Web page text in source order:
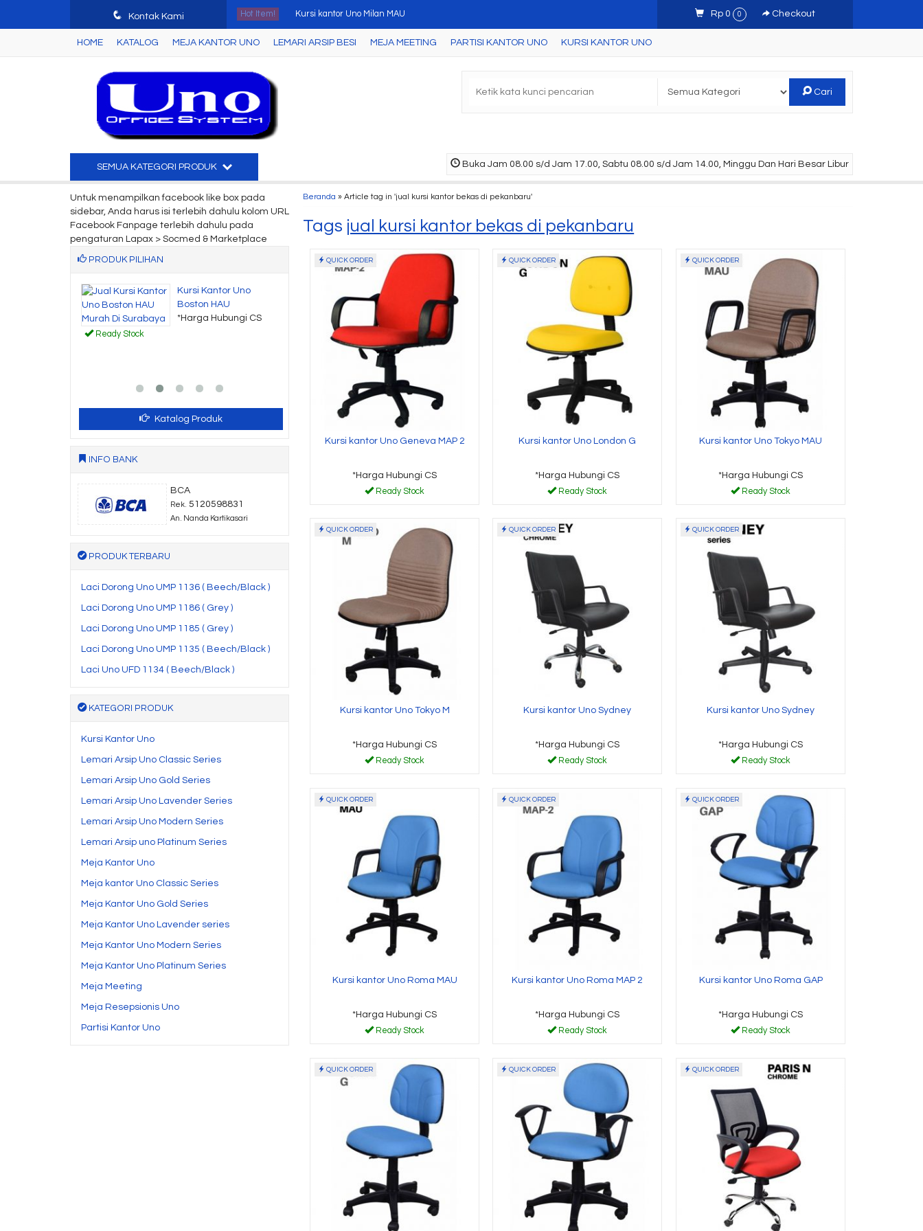
q Kontak Kami Hot Item! Kursi kantor Uno Milan MAU
Meja Meeting Kotak Uno UCT 7762 ( Maple-White )
Meja Meeting Oval Uno UCT 1735 ( Beech/Black )
Rp 0 0 Checkout
HOME KATALOG MEJA KANTOR UNO LEMARI ARSIP BESI MEJA MEETING PARTISI KANTOR UNO KURSI KANTOR UNO
Cari
Buka Jam 08.00 s/d Jam 17.00, Sabtu 08.00 s/d Jam 14.00, Minggu Dan Hari Besar Libur
SEMUA KATEGORI PRODUK
Beranda »Article tag in 'jual kursi kantor bekas di pekanbaru'
Tags jual kursi kantor bekas di pekanbaru
QUICK ORDER
Kursi kantor Uno Geneva MAP 2
*Harga Hubungi CS
Ready Stock
QUICK ORDER
Kursi kantor Uno London G
*Harga Hubungi CS
Ready Stock
QUICK ORDER
Kursi kantor Uno Tokyo MAU
*Harga Hubungi CS
Ready Stock
QUICK ORDER
Kursi kantor Uno Tokyo M
*Harga Hubungi CS
Ready Stock
QUICK ORDER
Kursi kantor Uno Sydney
*Harga Hubungi CS
Ready Stock
QUICK ORDER
Kursi kantor Uno Sydney
*Harga Hubungi CS
Ready Stock
QUICK ORDER
Kursi kantor Uno Roma MAU
*Harga Hubungi CS
Ready Stock
QUICK ORDER
Kursi kantor Uno Roma MAP 2
*Harga Hubungi CS
Ready Stock
QUICK ORDER
Kursi kantor Uno Roma GAP
*Harga Hubungi CS
Ready Stock
QUICK ORDER QUICK ORDER QUICK ORDER
Untuk menampilkan facebook like box pada
sidebar, Anda harus isi terlebih dahulu kolom URL
Facebook Fanpage terlebih dahulu pada
pengaturan Lapax > Socmed & Marketplace
PRODUK PILIHAN
Kursi Kantor Uno
Boston HAU
*Harga Hubungi CS
Ready Stock
Meja Resepsionis Uno
URS 2011
*Harga Hubungi CS
Ready Stock
Lemari Arsip Uno UST
1530 C ( ....
*Harga Hubungi CS
Ready Stock
Meja Komputer Uno
UCD 1681 ( G....
*Harga Hubungi CS
Ready Stock
Katalog Produk
INFO BANK
BCA
Rek. 5120598831
An. Nanda Kartikasari
PRODUK TERBARU
Laci Dorong Uno UMP 1136 ( Beech/Black )
Laci Dorong Uno UMP 1186 ( Grey )
Laci Dorong Uno UMP 1185 ( Grey )
Laci Dorong Uno UMP 1135 ( Beech/Black )
Laci Uno UFD 1134 ( Beech/Black )
KATEGORI PRODUK
Kursi Kantor Uno
Lemari Arsip Uno Classic Series
Lemari Arsip Uno Gold Series
Lemari Arsip Uno Lavender Series
Lemari Arsip Uno Modern Series
Lemari Arsip uno Platinum Series
Meja Kantor Uno
Meja kantor Uno Classic Series
Meja Kantor Uno Gold Series
Meja Kantor Uno Lavender series
Meja Kantor Uno Modern Series
Meja Kantor Uno Platinum Series
Meja Meeting
Meja Resepsionis Uno
Partisi Kantor Uno